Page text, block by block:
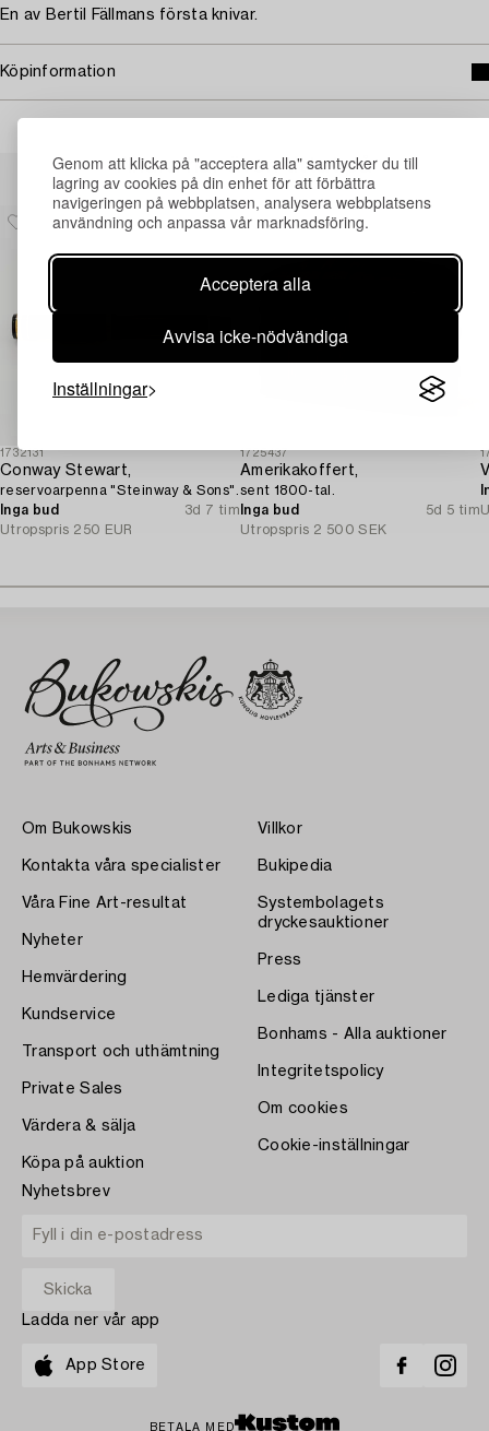
Genom att klicka på "acceptera alla" samtycker du till
lagring av cookies på din enhet för att förbättra
navigeringen på webbplatsen, analysera webbplatsens
användning och anpassa vår marknadsföring.
Acceptera alla
Avvisa icke-nödvändiga
Inställningar
En av Bertil Fällmans första knivar.
Köpinformation
Andra har även tittat på
1732131
Conway Stewart,
reservoarpenna "Steinway & Sons".
Inga bud
3d 7 tim
Utropspris 250 EUR
1725437
Amerikakoffert,
sent 1800-tal.
Inga bud
5d 5 tim
Utropspris 2 500 SEK
Om Bukowskis
Kontakta våra specialister
Våra Fine Art-resultat
Nyheter
Hemvärdering
Kundservice
Transport och uthämtning
Private Sales
Värdera & sälja
Köpa på auktion
Villkor
Bukipedia
Systembolagets
dryckesauktioner
Press
Lediga tjänster
Bonhams - Alla auktioner
Integritetspolicy
Om cookies
Cookie-inställningar
Nyhetsbrev
Ladda ner vår app
App Store
BETALA MED